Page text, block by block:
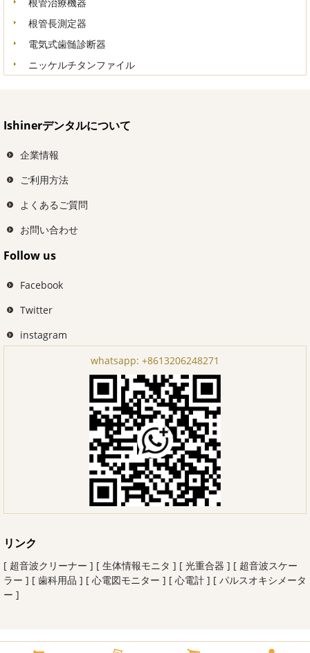
根管長測定器
電気式歯髄診断器
ニッケルチタンファイル
Ishinerデンタルについて
企業情報
ご利用方法
よくあるご質問
お問い合わせ
Follow us
Facebook
Twitter
instagram
whatsapp: +8613206248271
リンク
[ 超音波クリーナー ] [ 生体情報モニタ ] [ 光重合器 ] [ 超音波スケー
ラー ] [ 歯科用品 ] [ 心電図モニター ] [ 心電計 ] [ パルスオキシメータ
ー ]